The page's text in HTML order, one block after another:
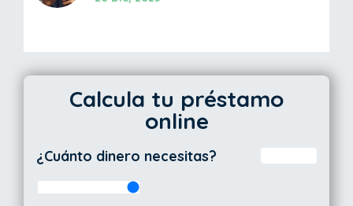
Calcula tu préstamo
online
¿Cuánto dinero necesitas?